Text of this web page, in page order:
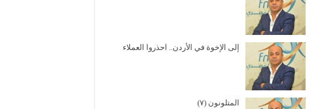
إلى الإخوة في الأردن.. احذروا العملاء
المتلونون (٧)